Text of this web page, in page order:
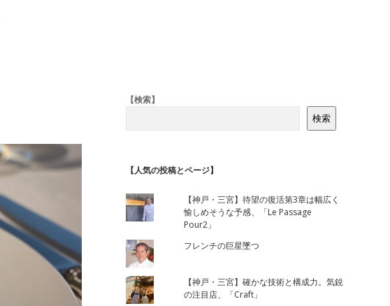
Sidebar
【検索】
検索
【人気の投稿とページ】
【神戸・三宮】待望の復活第3章は幅広く
愉しめそうな予感、「Le Passage
Pour2」
フレンチの巨星墜つ
【神戸・三宮】確かな技術と構成力。気鋭
の注目店、「Craft」